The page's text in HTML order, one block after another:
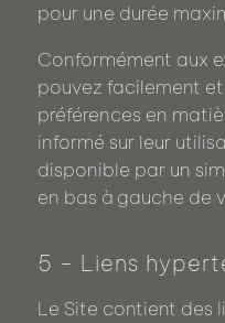
pour une durée
Conformément aux
pouvez facilement
préférences en
informé sur leur
disponible par un
en bas à gauche de
5 - Liens
Le Site contient des